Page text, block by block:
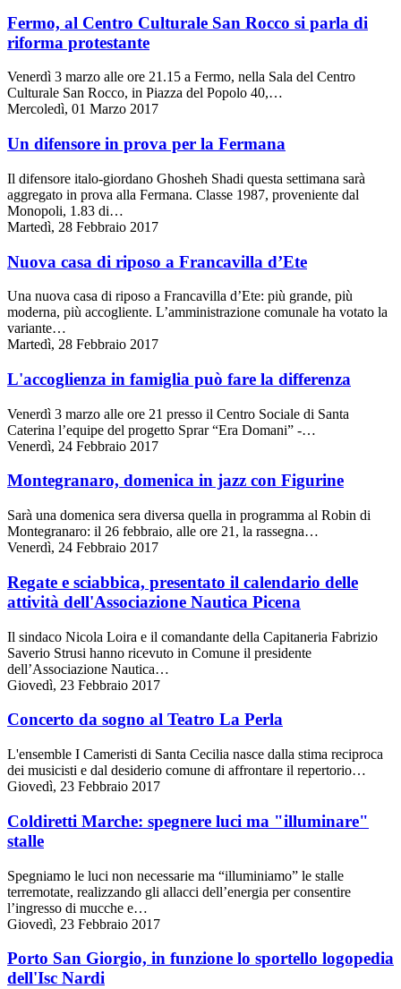
Fermo, al Centro Culturale San Rocco si parla di
riforma protestante
Venerdì 3 marzo alle ore 21.15 a Fermo, nella Sala del Centro
Culturale San Rocco, in Piazza del Popolo 40,…
Mercoledì, 01 Marzo 2017
Un difensore in prova per la Fermana
Il difensore italo-giordano Ghosheh Shadi questa settimana sarà
aggregato in prova alla Fermana. Classe 1987, proveniente dal
Monopoli, 1.83 di…
Martedì, 28 Febbraio 2017
Nuova casa di riposo a Francavilla d’Ete
Una nuova casa di riposo a Francavilla d’Ete: più grande, più
moderna, più accogliente. L’amministrazione comunale ha votato la
variante…
Martedì, 28 Febbraio 2017
L'accoglienza in famiglia può fare la differenza
Venerdì 3 marzo alle ore 21 presso il Centro Sociale di Santa
Caterina l’equipe del progetto Sprar “Era Domani” -…
Venerdì, 24 Febbraio 2017
Montegranaro, domenica in jazz con Figurine
Sarà una domenica sera diversa quella in programma al Robin di
Montegranaro: il 26 febbraio, alle ore 21, la rassegna…
Venerdì, 24 Febbraio 2017
Regate e sciabbica, presentato il calendario delle
attività dell'Associazione Nautica Picena
Il sindaco Nicola Loira e il comandante della Capitaneria Fabrizio
Saverio Strusi hanno ricevuto in Comune il presidente
dell’Associazione Nautica…
Giovedì, 23 Febbraio 2017
Concerto da sogno al Teatro La Perla
L'ensemble I Cameristi di Santa Cecilia nasce dalla stima reciproca
dei musicisti e dal desiderio comune di affrontare il repertorio…
Giovedì, 23 Febbraio 2017
Coldiretti Marche: spegnere luci ma "illuminare"
stalle
Spegniamo le luci non necessarie ma “illuminiamo” le stalle
terremotate, realizzando gli allacci dell’energia per consentire
l’ingresso di mucche e…
Giovedì, 23 Febbraio 2017
Porto San Giorgio, in funzione lo sportello logopedia
dell'Isc Nardi